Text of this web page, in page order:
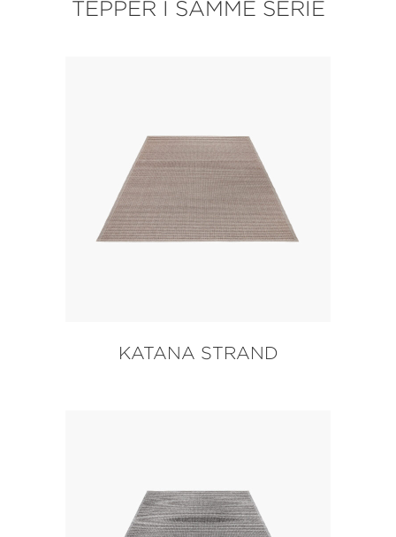
TEPPER I SAMME SERIE
KATANA STRAND